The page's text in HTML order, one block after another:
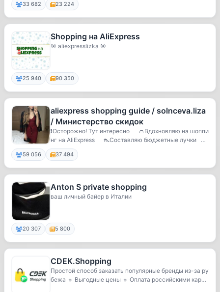
33 682 23 224
Shopping на AliExpress
🎯 aliexpresslizka 🎯
25 940 90 350
aliexpress shopping guide / solnceva.liza
/ Министерство скидок
❗️Осторожно! Тут интересно⠀⠀👛Вдохновляю на шоппи
нг на AliExpress⠀⠀👠Составляю бюджетные лучки⠀⠀
👒Из...
59 056 37 494
Anton S private shopping
ваш личный байер в Италии
20 307 5 800
CDEK.Shopping
Простой способ заказать популярные бренды из-за ру
бежа 🔹 Выгодные цены 🔹 Оплата российскими карт